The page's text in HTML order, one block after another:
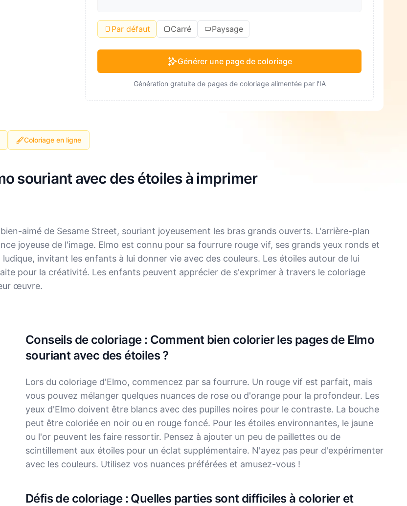
Par défaut Carré Paysage
Générer une page de coloriage
Génération gratuite de pages de coloriage alimentée par l'IA
Coloriage en ligne
souriant avec des étoiles à imprimer
aimé de Sesame Street, souriant joyeusement les bras grands ouverts. L'arrière-plan
joyeuse de l'image. Elmo est connu pour sa fourrure rouge vif, ses grands yeux ronds et
invitant les enfants à lui donner vie avec des couleurs. Les étoiles autour de lui
pour la créativité. Les enfants peuvent apprécier de s'exprimer à travers le coloriage
œuvre.
Conseils de coloriage : Comment bien colorier les pages de Elmo
souriant avec des étoiles ?
Lors du coloriage d'Elmo, commencez par sa fourrure. Un rouge vif est parfait, mais
vous pouvez mélanger quelques nuances de rose ou d'orange pour la profondeur. Les
yeux d'Elmo doivent être blancs avec des pupilles noires pour le contraste. La bouche
peut être coloriée en noir ou en rouge foncé. Pour les étoiles environnantes, le jaune
ou l'or peuvent les faire ressortir. Pensez à ajouter un peu de paillettes ou de
scintillement aux étoiles pour un éclat supplémentaire. N'ayez pas peur d'expérimenter
avec les couleurs. Utilisez vos nuances préférées et amusez-vous !
Défis de coloriage : Quelles parties sont difficiles à colorier et